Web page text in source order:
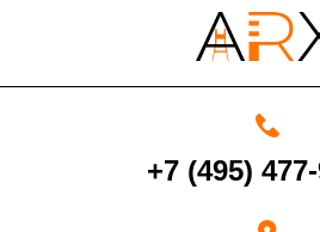
счет в течение 5-30 рабочих дней (срок
+7 (495)